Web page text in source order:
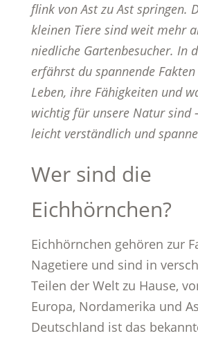
flink von Ast zu Ast springen.
kleinen Tiere sind weit mehr
niedliche Gartenbesucher. In
erfährst du spannende
Leben, ihre Fähigkeiten und
wichtig für unsere Natur sind
leicht verständlich und
Wer sind die
Eichhörnchen?
Eichhörnchen gehören zur
Nagetiere und sind in
Teilen der Welt zu Hause,
Europa, Nordamerika und
Deutschland ist das